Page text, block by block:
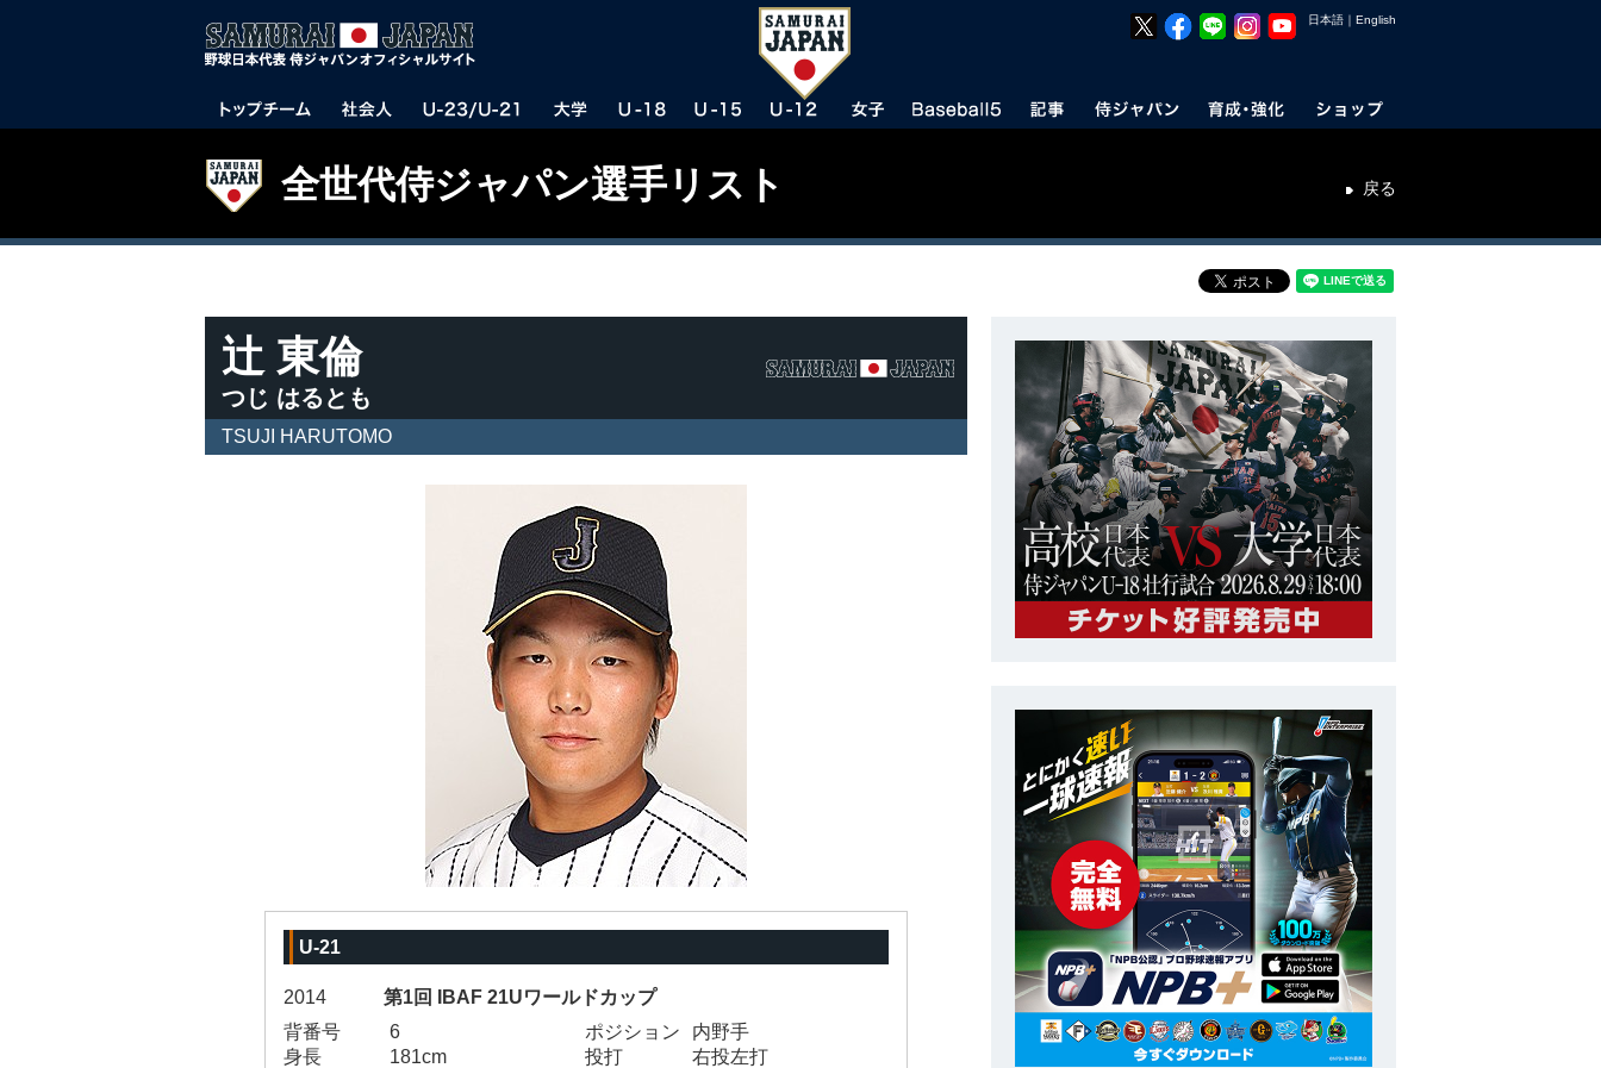
日本語 ｜ English
全世代侍ジャパン選手リスト 戻る
辻 東倫
つじ はるとも
TSUJI HARUTOMO
U-21
2014
第1回 IBAF 21Uワールドカップ
背番号
6 ポジション
内野手
身長
181cm 投打
右投左打